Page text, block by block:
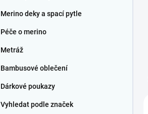
Merino deky a spací pytle
Péče o merino
Metráž
Bambusové oblečení
Dárkové poukazy
Vyhledat podle značek